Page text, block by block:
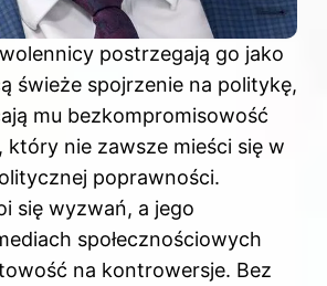
postrzegają go jako
świeże spojrzenie na politykę,
mu bezkompromisowość
który nie zawsze mieści się w
poprawności.
się wyzwań, a jego
społecznościowych
na kontrowersje. Bez